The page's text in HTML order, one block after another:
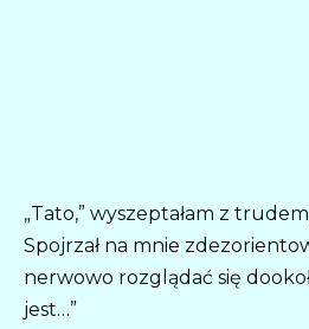
„Tato,” wyszeptałam z
Spojrzał na mnie
nerwowo rozglądać się
jest…”